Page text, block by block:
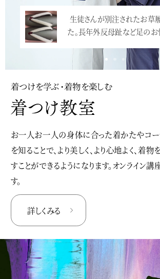
着つけを学ぶ・着物を楽しむ
お一人お一人の身体に合った着かたやコー
を知ることで、より美しく、より心地よく、着
すことができるようになります。オンライン講
す。
詳しくみる
生徒さんが別注されたお草履
た。長年外反母趾など足のお
小学校の卒業式での袴、
災直後にとても流行った